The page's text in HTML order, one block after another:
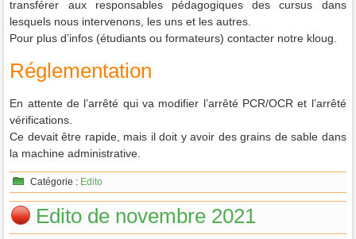
transférer aux responsables pédagogiques des cursus dans
lesquels nous intervenons, les uns et les autres.
Pour plus d’infos (étudiants ou formateurs) contacter notre kloug.
Réglementation
En attente de l’arrêté qui va modifier l’arrêté PCR/OCR et l’arrêté
vérifications.
Ce devait être rapide, mais il doit y avoir des grains de sable dans
la machine administrative.
Catégorie : Edito
Edito de novembre 2021